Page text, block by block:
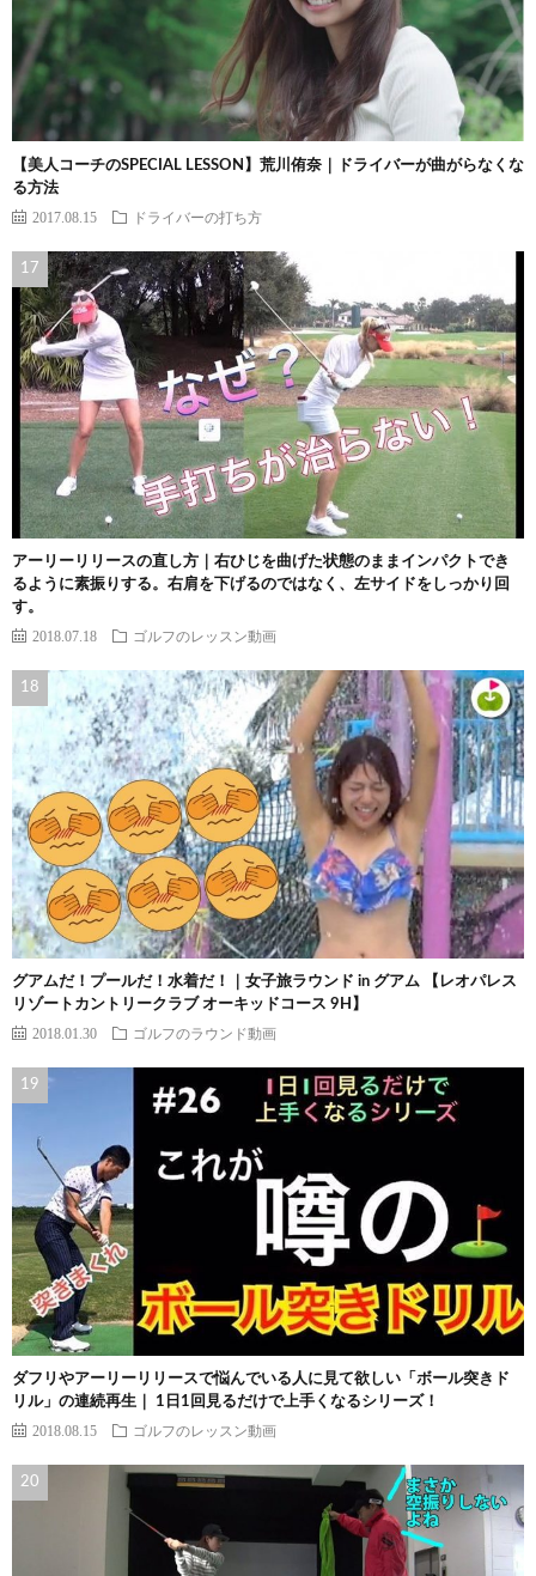
【美人コーチのSPECIAL LESSON】荒川侑奈｜ドライバーが曲がらなくな
る方法
2017.08.15 ドライバーの打ち方
アーリーリリースの直し方｜右ひじを曲げた状態のままインパクトでき
るように素振りする。右肩を下げるのではなく、左サイドをしっかり回
す。
2018.07.18 ゴルフのレッスン動画
グアムだ！プールだ！水着だ！｜女子旅ラウンド in グアム 【レオパレス
リゾートカントリークラブ オーキッドコース 9H】
2018.01.30 ゴルフのラウンド動画
ダフリやアーリーリリースで悩んでいる人に見て欲しい「ボール突きド
リル」の連続再生｜ 1日1回見るだけで上手くなるシリーズ！
2018.08.15 ゴルフのレッスン動画